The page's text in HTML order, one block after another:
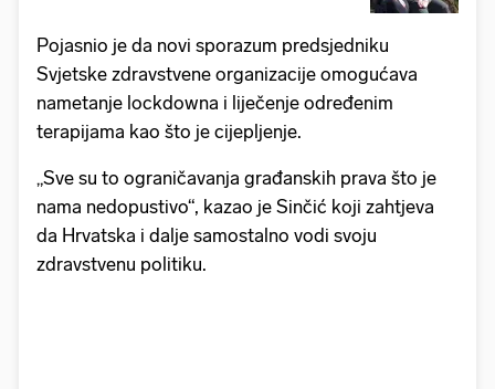
Pojasnio je da novi sporazum predsjedniku
Svjetske zdravstvene organizacije omogućava
nametanje lockdowna i liječenje određenim
terapijama kao što je cijepljenje.
„Sve su to ograničavanja građanskih prava što je
nama nedopustivo“, kazao je Sinčić koji zahtjeva
da Hrvatska i dalje samostalno vodi svoju
zdravstvenu politiku.